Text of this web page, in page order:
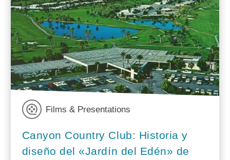
Films & Presentations
Canyon Country Club: Historia y
diseño del «Jardín del Edén» de